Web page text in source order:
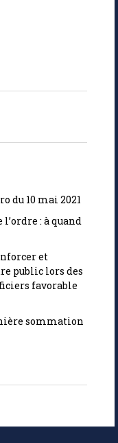
du 10 mai 2021
: à quand
et
public lors des
favorable
sommation